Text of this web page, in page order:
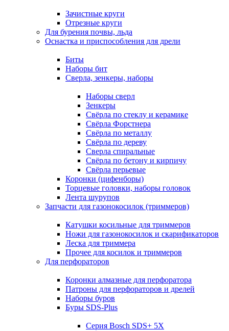
Зачистные круги
Отрезные круги
Для бурения почвы, льда
Оснастка и приспособления для дрели
Биты
Наборы бит
Сверла, зенкеры, наборы
Наборы сверл
Зенкеры
Свёрла по стеклу и керамике
Свёрла Форстнера
Свёрла по металлу
Свёрла по дереву
Сверла спиральные
Свёрла по бетону и кирпичу
Свёрла перьевые
Коронки (цифенборы)
Торцевые головки, наборы головок
Лента шурупов
Запчасти для газонокосилок (триммеров)
Катушки косильные для триммеров
Ножи для газонокосилок и скарификаторов
Леска для триммера
Прочее для косилок и триммеров
Для перфораторов
Коронки алмазные для перфоратора
Патроны для перфораторов и дрелей
Наборы буров
Буры SDS-Plus
Серия Bosch SDS+ 5X